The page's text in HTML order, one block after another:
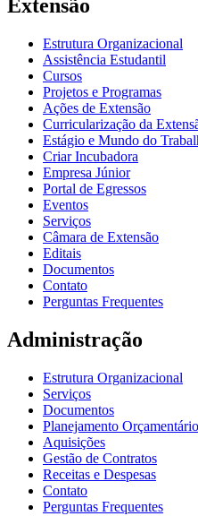
Extensão
Estrutura Organizacional
Assistência Estudantil
Cursos
Projetos e Programas
Ações de Extensão
Curricularização da
Estágio e Mundo do
Criar Incubadora
Empresa Júnior
Portal de Egressos
Eventos
Serviços
Câmara de Extensão
Editais
Documentos
Contato
Perguntas Frequentes
Administração
Estrutura Organizacional
Serviços
Documentos
Planejamento Orçamentário
Aquisições
Gestão de Contratos
Receitas e Despesas
Contato
Perguntas Frequentes